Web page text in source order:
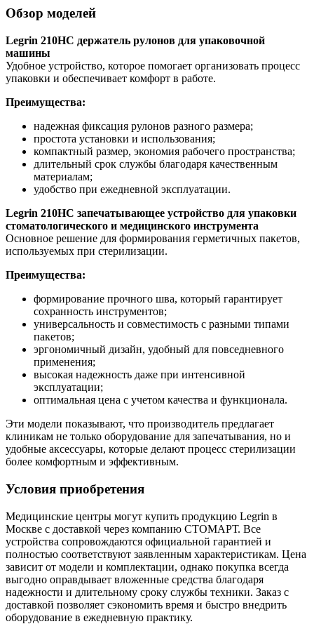
Обзор моделей
Legrin 210HC держатель рулонов для упаковочной
машины
Удобное устройство, которое помогает организовать процесс
упаковки и обеспечивает комфорт в работе.
Преимущества:
надежная фиксация рулонов разного размера;
простота установки и использования;
компактный размер, экономия рабочего пространства;
длительный срок службы благодаря качественным
материалам;
удобство при ежедневной эксплуатации.
Legrin 210HC запечатывающее устройство для упаковки
стоматологического и медицинского инструмента
Основное решение для формирования герметичных пакетов,
используемых при стерилизации.
Преимущества:
формирование прочного шва, который гарантирует
сохранность инструментов;
универсальность и совместимость с разными типами
пакетов;
эргономичный дизайн, удобный для повседневного
применения;
высокая надежность даже при интенсивной
эксплуатации;
оптимальная цена с учетом качества и функционала.
Эти модели показывают, что производитель предлагает
клиникам не только оборудование для запечатывания, но и
удобные аксессуары, которые делают процесс стерилизации
более комфортным и эффективным.
Условия приобретения
Медицинские центры могут купить продукцию Legrin в
Москве с доставкой через компанию СТОМАРТ. Все
устройства сопровождаются официальной гарантией и
полностью соответствуют заявленным характеристикам. Цена
зависит от модели и комплектации, однако покупка всегда
выгодно оправдывает вложенные средства благодаря
надежности и длительному сроку службы техники. Заказ с
доставкой позволяет сэкономить время и быстро внедрить
оборудование в ежедневную практику.